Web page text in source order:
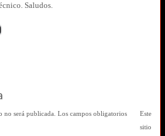
Saludos.
será publicada. Los campos obligatorios
Este
sitio